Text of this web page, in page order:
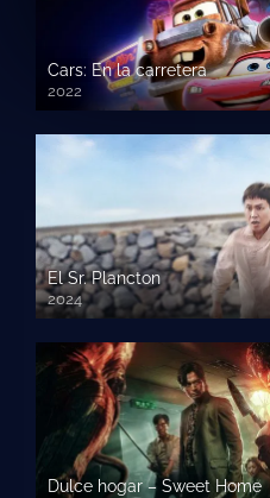
Cars: En la carretera
2022
El Sr. Plancton
2024
Dulce hogar – Sweet Home